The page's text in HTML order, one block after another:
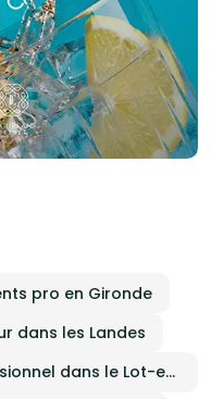
pro en Gironde
dans les Landes
Traiteur pour séminaire professionnel dans le Lot-et-Garonne